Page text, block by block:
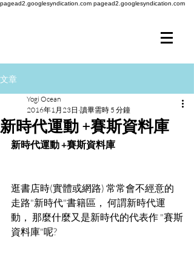
pagead2.googlesyndication.com pagead2.googlesyndication.com
文章
新時代運動 +賽斯資料庫
Yogi Ocean
2016年1月23日 讀畢需時 5 分鐘
新時代運動 +賽斯資料庫
逛書店時(實體或網路) 常常會不經意的
走路"新時代"書籍區， 何謂新時代運
動， 那麼什麼又是新時代的代表作 "賽斯
資料庫"呢?